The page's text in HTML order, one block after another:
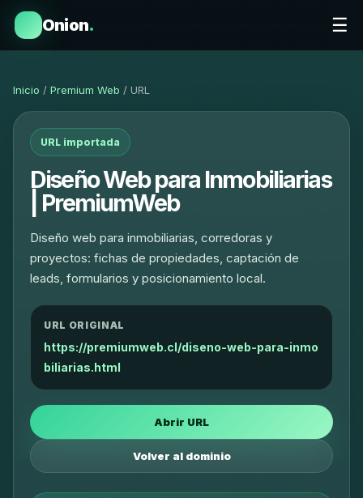
Onion. ☰
Inicio / Premium Web / URL
URL importada
Diseño Web para Inmobiliarias
| PremiumWeb
Diseño web para inmobiliarias, corredoras y
proyectos: fichas de propiedades, captación de
leads, formularios y posicionamiento local.
URL ORIGINAL
https://premiumweb.cl/diseno-web-para-inmo
biliarias.html
Abrir URL
Volver al dominio